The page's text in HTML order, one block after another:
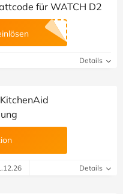
für WATCH D2
Details
Details